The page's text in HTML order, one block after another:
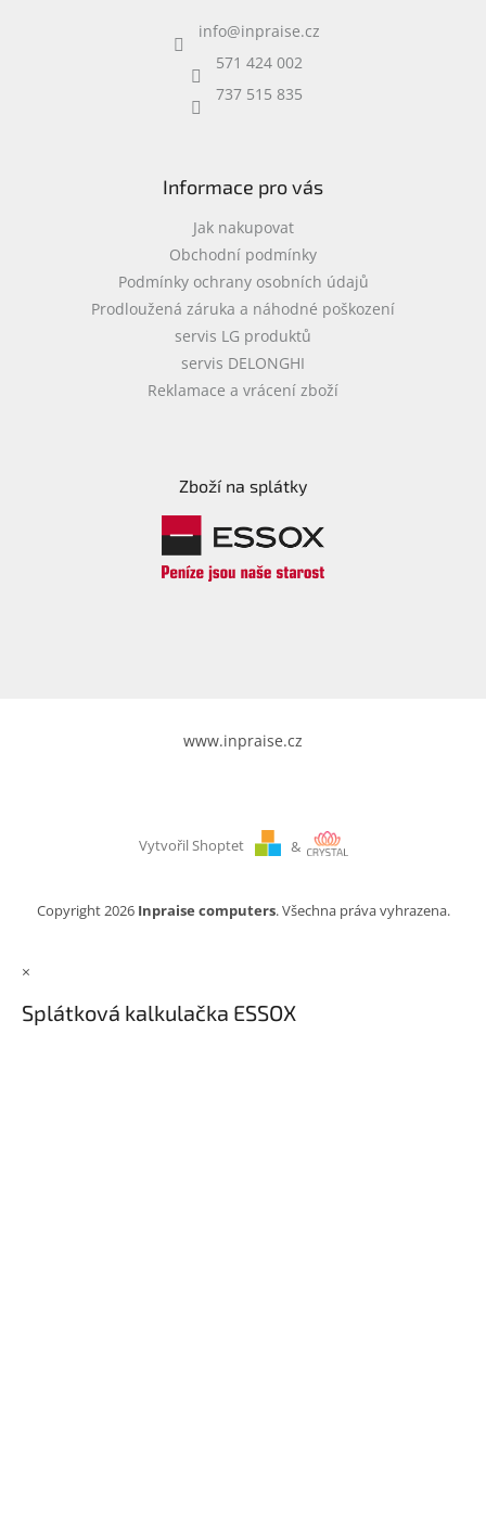
info@inpraise.cz
571 424 002
737 515 835
Informace pro vás
Jak nakupovat
Obchodní podmínky
Podmínky ochrany osobních údajů
Prodloužená záruka a náhodné poškození
servis LG produktů
servis DELONGHI
Reklamace a vrácení zboží
Zboží na splátky
www.inpraise.cz
Vytvořil Shoptet &
Copyright 2026 Inpraise computers. Všechna práva vyhrazena.
×
Splátková kalkulačka ESSOX